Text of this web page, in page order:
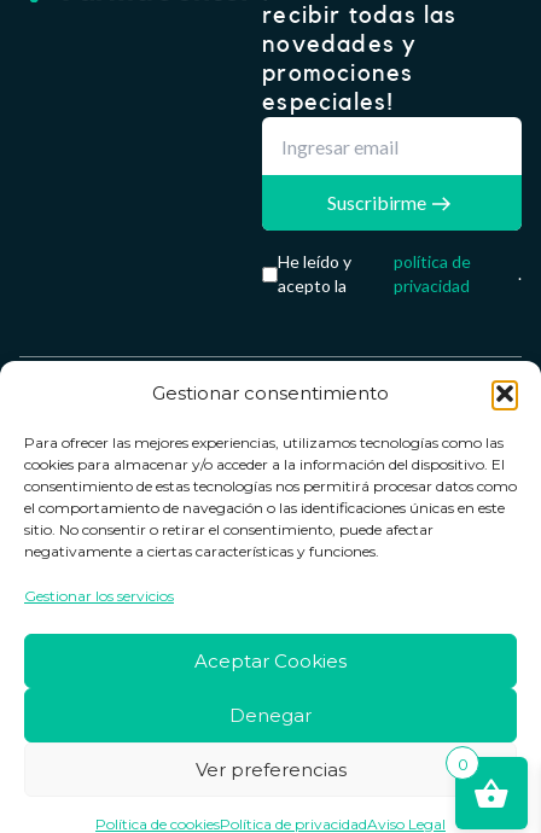
Gestionar consentimiento
Para ofrecer las mejores experiencias, utilizamos tecnologías como las
cookies para almacenar y/o acceder a la información del dispositivo. El
consentimiento de estas tecnologías nos permitirá procesar datos como
el comportamiento de navegación o las identificaciones únicas en este
sitio. No consentir o retirar el consentimiento, puede afectar
negativamente a ciertas características y funciones.
Gestionar los servicios
Aceptar Cookies
Denegar
Ver preferencias
Política de cookiesPolítica de privacidadAviso Legal
recibir todas las
novedades y
promociones
especiales!
Suscribirme
He leído y
acepto la
política de
privacidad
.
Contacto
Contacto
Política de
devoluciones
Horario de
Lun. a Vie.:
18:00h
Términos y
condiciones
Política de
privacidad
cookies
Farmacenter
digital, S.L
B24836249
info@farmacenter.es
de pago
0